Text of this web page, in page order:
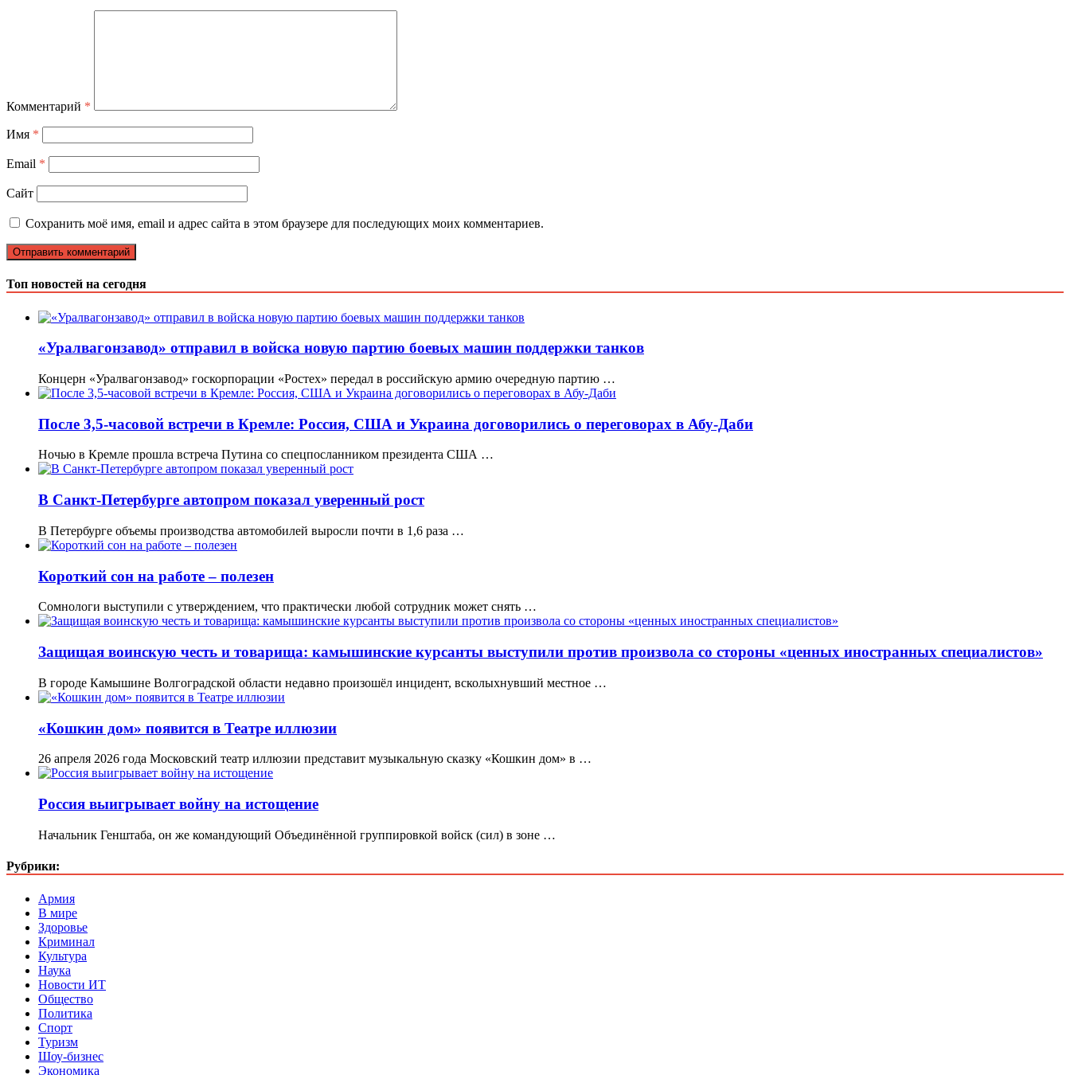
Комментарий *
Имя *
Email *
Сайт
Сохранить моё имя, email и адрес сайта в этом браузере для последующих моих комментариев.
Топ новостей на сегодня
«Уралвагонзавод» отправил в войска новую партию боевых машин поддержки танков
Концерн «Уралвагонзавод» госкорпорации «Ростех» передал в российскую армию очередную партию …
После 3,5-часовой встречи в Кремле: Россия, США и Украина договорились о переговорах в Абу-Даби
Ночью в Кремле прошла встреча Путина со спецпосланником президента США …
В Санкт-Петербурге автопром показал уверенный рост
В Петербурге объемы производства автомобилей выросли почти в 1,6 раза …
Короткий сон на работе – полезен
Сомнологи выступили с утверждением, что практически любой сотрудник может снять …
Защищая воинскую честь и товарища: камышинские курсанты выступили против произвола со стороны «ценных иностранных специалистов»
В городе Камышине Волгоградской области недавно произошёл инцидент, всколыхнувший местное …
«Кошкин дом» появится в Театре иллюзии
26 апреля 2026 года Московский театр иллюзии представит музыкальную сказку «Кошкин дом» в …
Россия выигрывает войну на истощение
Начальник Генштаба, он же командующий Объединённой группировкой войск (сил) в зоне …
Рубрики:
Армия
В мире
Здоровье
Криминал
Культура
Наука
Новости ИТ
Общество
Политика
Спорт
Туризм
Шоу-бизнес
Экономика